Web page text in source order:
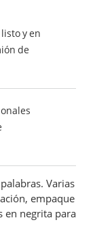
y en
de
Varias
empaque
en negrita para